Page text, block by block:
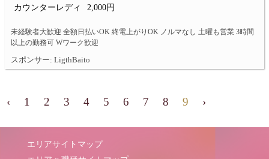
カウンターレディ 2,000円
未経験者大歓迎 全額日払いOK 終電上がりOK ノルマなし 土曜も営業 3時間
以上の勤務可 Wワーク歓迎
スポンサー: LigthBaito
‹ 1 2 3 4 5 6 7 8 9 ›
エリアサイトマップ